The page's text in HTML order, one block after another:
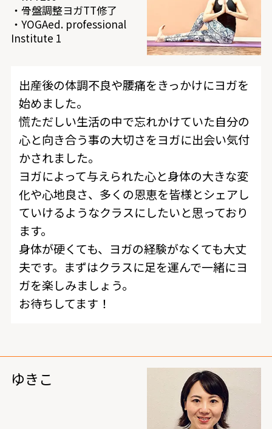
・骨盤調整ヨガTT修了
・YOGAed. professional
Institute 1
出産後の体調不良や腰痛をきっかけにヨガを
始めました。
慌ただしい生活の中で忘れかけていた自分の
心と向き合う事の大切さをヨガに出会い気付
かされました。
ヨガによって与えられた心と身体の大きな変
化や心地良さ、多くの恩恵を皆様とシェアし
ていけるようなクラスにしたいと思っており
ます。
身体が硬くても、ヨガの経験がなくても大丈
夫です。まずはクラスに足を運んで一緒にヨ
ガを楽しみましょう。
お待ちしてます！
ゆきこ